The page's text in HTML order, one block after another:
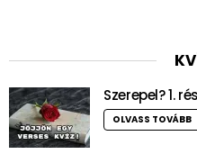
Szerepel? 1.
OLVASS TOVÁBB